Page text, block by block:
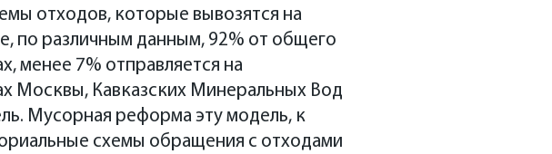
отходов, которые вывозятся на
по различным данным, 92% от общего
менее 7% отправляется на
Москвы, Кавказских Минеральных Вод
Мусорная реформа эту модель, к
схемы обращения с отходами